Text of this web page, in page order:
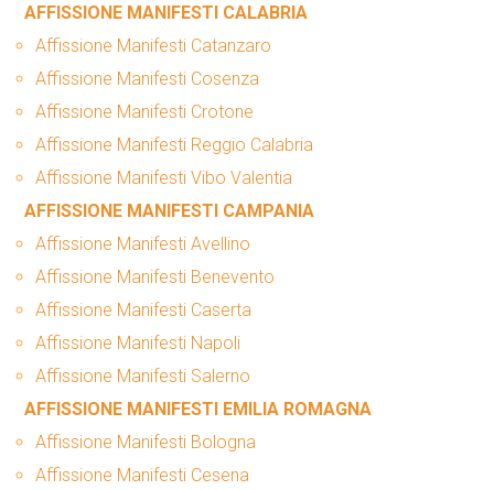
AFFISSIONE MANIFESTI CALABRIA
Affissione Manifesti Catanzaro
Affissione Manifesti Cosenza
Affissione Manifesti Crotone
Affissione Manifesti Reggio Calabria
Affissione Manifesti Vibo Valentia
AFFISSIONE MANIFESTI CAMPANIA
Affissione Manifesti Avellino
Affissione Manifesti Benevento
Affissione Manifesti Caserta
Affissione Manifesti Napoli
Affissione Manifesti Salerno
AFFISSIONE MANIFESTI EMILIA ROMAGNA
Affissione Manifesti Bologna
Affissione Manifesti Cesena